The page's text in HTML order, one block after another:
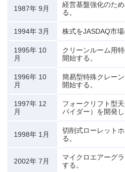
1987年 9月
経営基盤強化のた
る。
1994年 3月 株式をJASDAQ市場
1995年 10
月
クリーンルーム用
開始する。
1996年 10
月
簡易型特殊クレー
開始する。
1997年 12
月
フォークリフト型
パイダー）を開発し
1998年 1月
切削式ローレット
る。
2002年 7月
マイクロエアーグ
する。